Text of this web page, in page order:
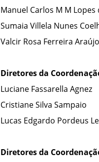
Manuel Carlos M M Lopes
Sumaia Villela Nunes
Valcir Rosa Ferreira Araújo
Diretores da
Luciane Fassarella Agnez
Cristiane Silva Sampaio
Lucas Edgardo Pordeus
Diretores da